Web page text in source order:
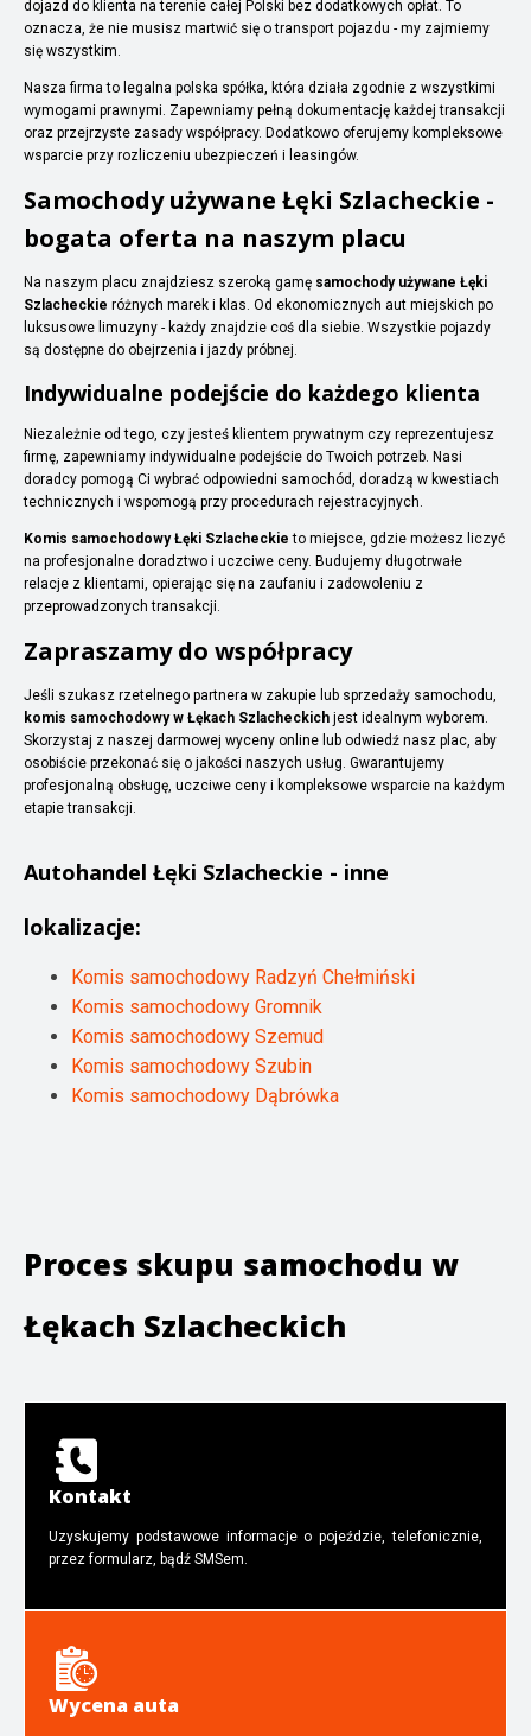
dojazd do klienta na terenie całej Polski bez dodatkowych opłat. To
oznacza, że nie musisz martwić się o transport pojazdu - my zajmiemy
się wszystkim.
Nasza firma to legalna polska spółka, która działa zgodnie z wszystkimi
wymogami prawnymi. Zapewniamy pełną dokumentację każdej transakcji
oraz przejrzyste zasady współpracy. Dodatkowo oferujemy kompleksowe
wsparcie przy rozliczeniu ubezpieczeń i leasingów.
Samochody używane Łęki Szlacheckie -
bogata oferta na naszym placu
Na naszym placu znajdziesz szeroką gamę samochody używane Łęki
Szlacheckie różnych marek i klas. Od ekonomicznych aut miejskich po
luksusowe limuzyny - każdy znajdzie coś dla siebie. Wszystkie pojazdy
są dostępne do obejrzenia i jazdy próbnej.
Indywidualne podejście do każdego klienta
Niezależnie od tego, czy jesteś klientem prywatnym czy reprezentujesz
firmę, zapewniamy indywidualne podejście do Twoich potrzeb. Nasi
doradcy pomogą Ci wybrać odpowiedni samochód, doradzą w kwestiach
technicznych i wspomogą przy procedurach rejestracyjnych.
Komis samochodowy Łęki Szlacheckie to miejsce, gdzie możesz liczyć
na profesjonalne doradztwo i uczciwe ceny. Budujemy długotrwałe
relacje z klientami, opierając się na zaufaniu i zadowoleniu z
przeprowadzonych transakcji.
Zapraszamy do współpracy
Jeśli szukasz rzetelnego partnera w zakupie lub sprzedaży samochodu,
komis samochodowy w Łękach Szlacheckich jest idealnym wyborem.
Skorzystaj z naszej darmowej wyceny online lub odwiedź nasz plac, aby
osobiście przekonać się o jakości naszych usług. Gwarantujemy
profesjonalną obsługę, uczciwe ceny i kompleksowe wsparcie na każdym
etapie transakcji.
Autohandel Łęki Szlacheckie - inne
lokalizacje:
Komis samochodowy Radzyń Chełmiński
Komis samochodowy Gromnik
Komis samochodowy Szemud
Komis samochodowy Szubin
Komis samochodowy Dąbrówka
Proces skupu samochodu w
Łękach Szlacheckich
Kontakt
Uzyskujemy podstawowe informacje o pojeździe, telefonicznie,
przez formularz, bądź SMSem.
Wycena auta